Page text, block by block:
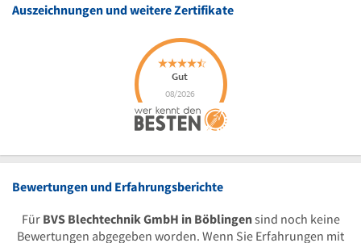
Auszeichnungen und weitere Zertifikate
Bewertungen und Erfahrungsberichte
Für BVS Blechtechnik GmbH in Böblingensind noch keine
Bewertungen abgegeben worden. Wenn Sie Erfahrungen mit